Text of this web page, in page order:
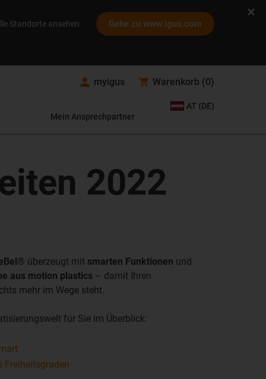
Standorte ansehen Gehe zu www.igus.com
myigus Warenkorb (0)
Mein Ansprechpartner
AT (DE)
2022
überzeugt mit smarten Funktionen und
aus motion plastics – damit Ihren
mehr im Wege steht.
für Sie im Überblick:
Freiheitsgraden